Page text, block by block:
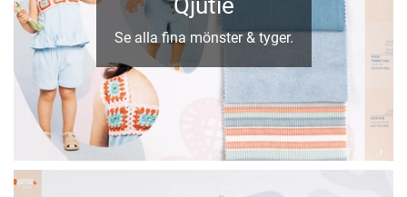
Qjutie
Se alla fina mönster & tyger.